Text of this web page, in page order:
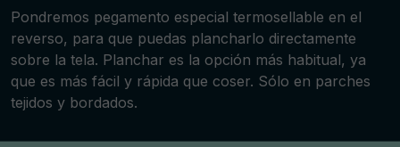
Pondremos pegamento especial termosellable en el
reverso, para que puedas plancharlo directamente
sobre la tela. Planchar es la opción más habitual, ya
que es más fácil y rápida que coser. Sólo en parches
tejidos y bordados.